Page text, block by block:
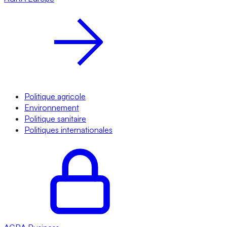
Politique agricole
Environnement
Politique sanitaire
Politiques internationales